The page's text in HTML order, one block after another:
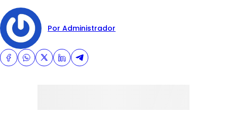
Por Administrador